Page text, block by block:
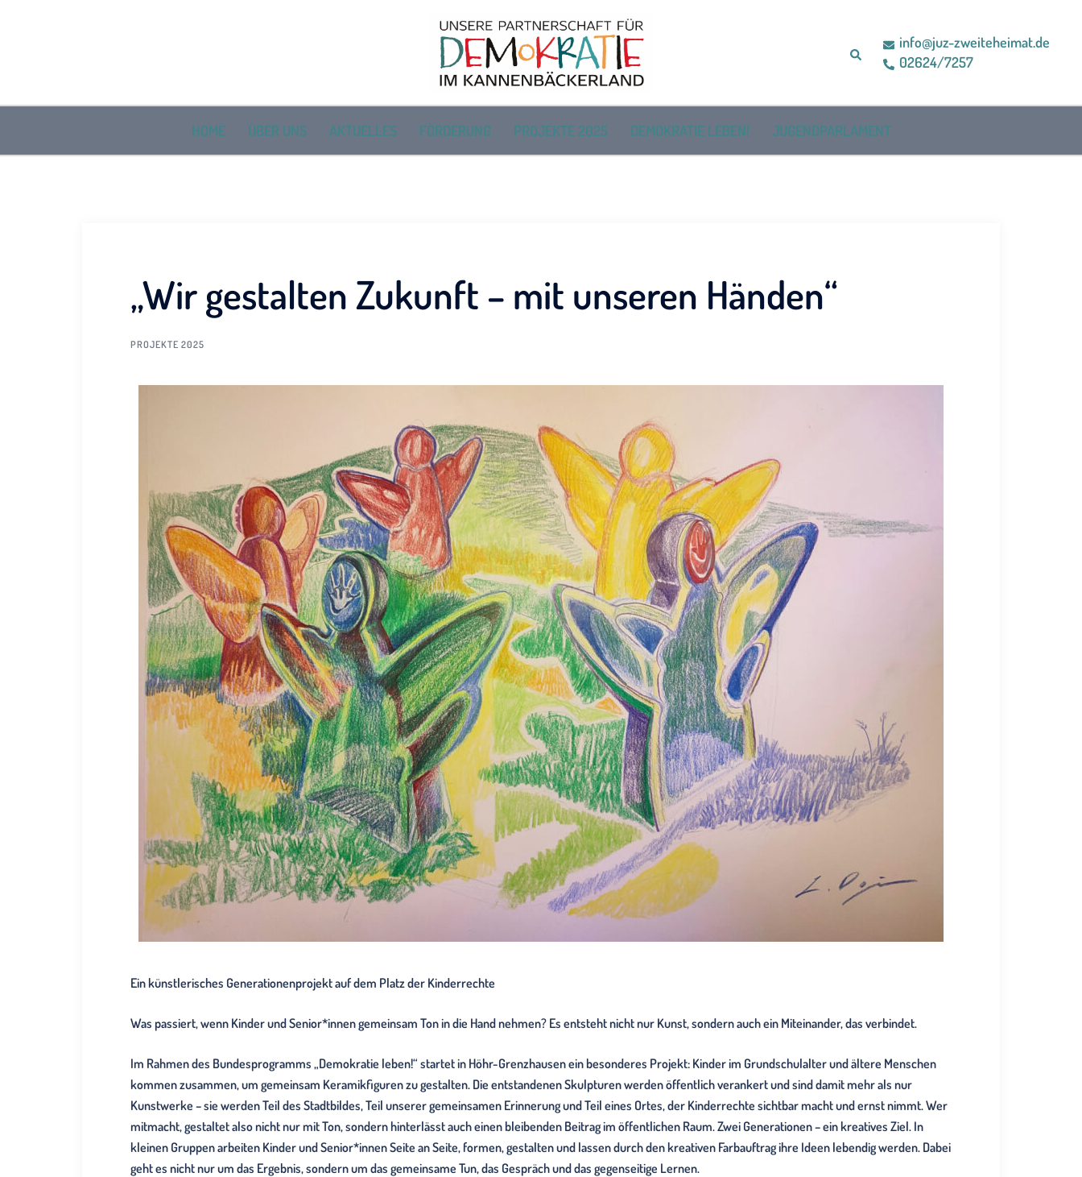
Suche
info@juz-zweiteheimat.de
02624/7257
HOME ÜBER UNS AKTUELLES FÖRDERUNG PROJEKTE 2025 DEMOKRATIE LEBEN! JUGENDPARLAMENT
„Wir gestalten Zukunft – mit unseren Händen“
PROJEKTE 2025
Ein künstlerisches Generationenprojekt auf dem Platz der Kinderrechte
Was passiert, wenn Kinder und Senior*innen gemeinsam Ton in die Hand nehmen? Es entsteht nicht nur Kunst, sondern auch ein Miteinander, das verbindet.
Im Rahmen des Bundesprogramms „Demokratie leben!“ startet in Höhr-Grenzhausen ein besonderes Projekt: Kinder im Grundschulalter und ältere Menschen
kommen zusammen, um gemeinsam Keramikfiguren zu gestalten. Die entstandenen Skulpturen werden öffentlich verankert und sind damit mehr als nur
Kunstwerke – sie werden Teil des Stadtbildes, Teil unserer gemeinsamen Erinnerung und Teil eines Ortes, der Kinderrechte sichtbar macht und ernst nimmt. Wer
mitmacht, gestaltet also nicht nur mit Ton, sondern hinterlässt auch einen bleibenden Beitrag im öffentlichen Raum. Zwei Generationen – ein kreatives Ziel. In
kleinen Gruppen arbeiten Kinder und Senior*innen Seite an Seite, formen, gestalten und lassen durch den kreativen Farbauftrag ihre Ideen lebendig werden. Dabei
geht es nicht nur um das Ergebnis, sondern um das gemeinsame Tun, das Gespräch und das gegenseitige Lernen.